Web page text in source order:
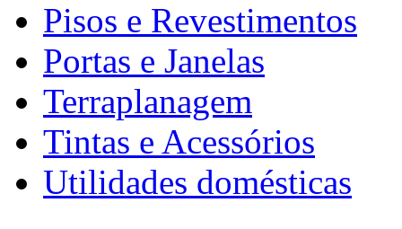
Pisos e Revestimentos
Portas e Janelas
Terraplanagem
Tintas e Acessórios
Utilidades domésticas